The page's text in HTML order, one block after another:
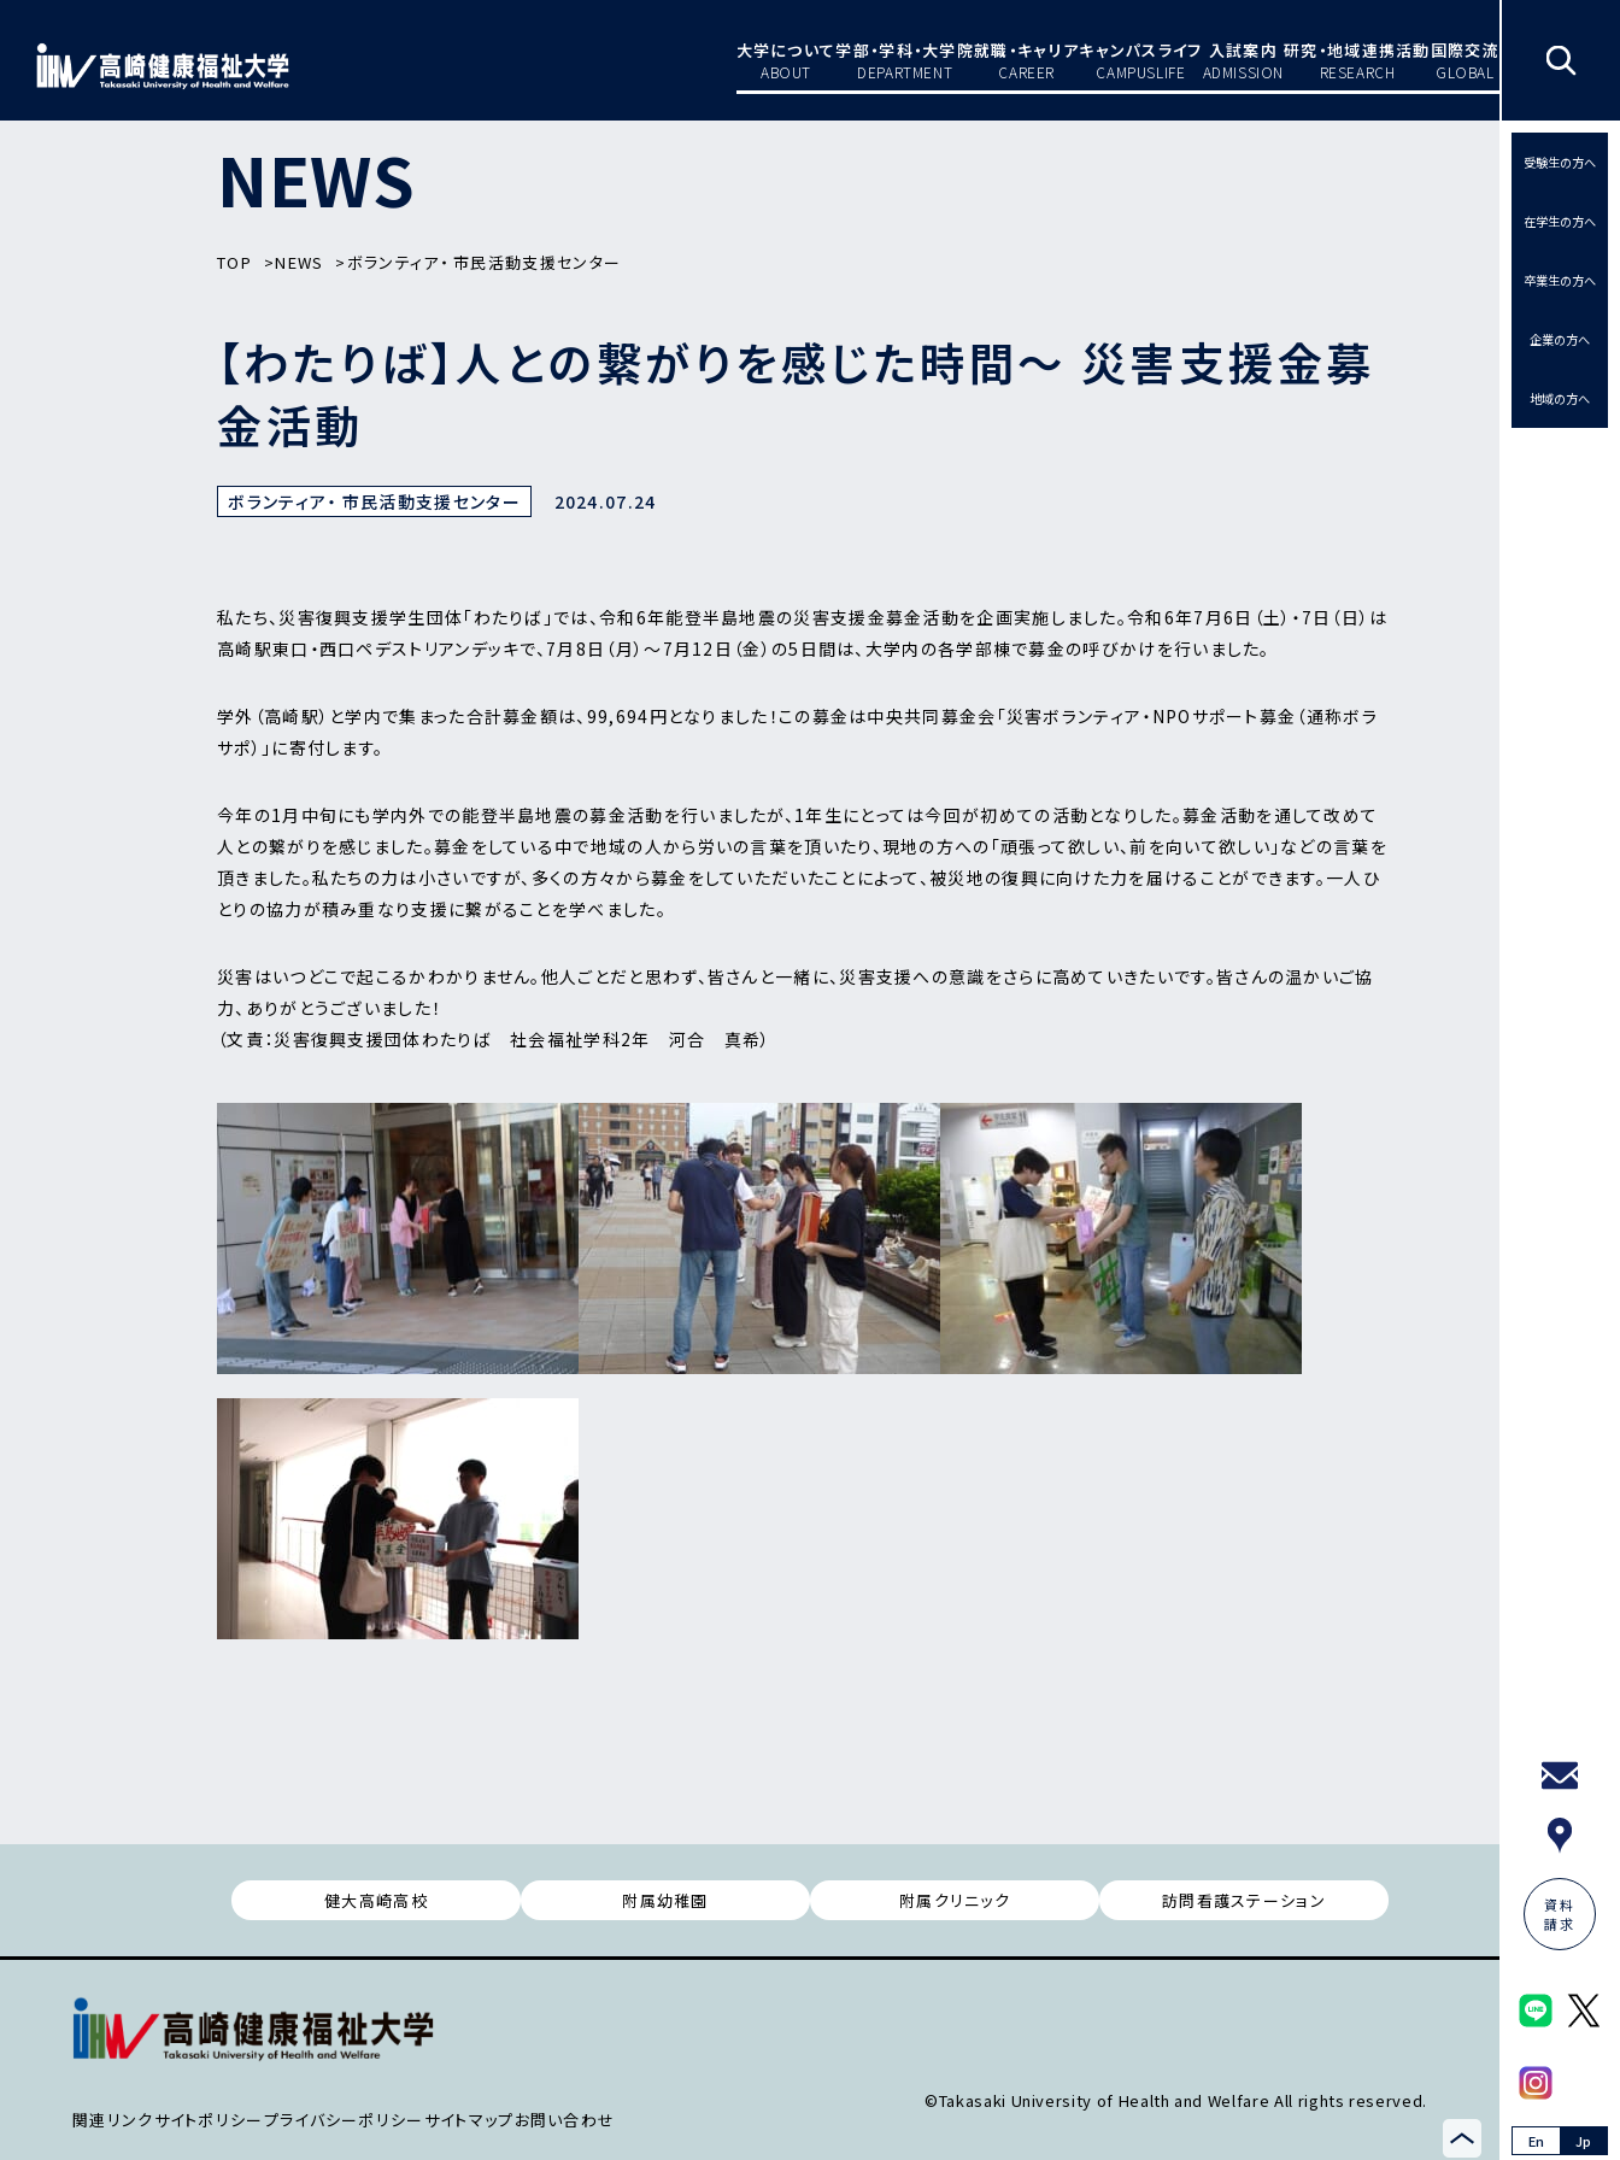
大学について
ABOUT
学部・学科・大学院
DEPARTMENT
就職・キャリア
CAREER
キャンパスライフ
CAMPUSLIFE
入試案内
ADMISSION
研究・地域連携活動
RESEARCH
国際交流
GLOBAL
受験生の方へ
在学生の方へ
卒業生の方へ
企業の方へ
地域の方へ
資料
請求
En Jp
NEWS
TOP NEWS ボランティア・ 市民活動支援センター
【わたりば】人との繋がりを感じた時間～ 災害支援金募
金活動
ボランティア・ 市民活動支援センター 2024.07.24
私たち、災害復興支援学生団体「わたりば」では、令和6年能登半島地震の災害支援金募金活動を企画実施しました。令和6年7月6日（土）・7日（日）は
高崎駅東口・西口ペデストリアンデッキで、7月8日（月）～7月12日（金）の5日間は、大学内の各学部棟で募金の呼びかけを行いました。
学外（高崎駅）と学内で集まった合計募金額は、99,694円となりました！この募金は中央共同募金会「災害ボランティア・NPOサポート募金（通称ボラ
サポ）」に寄付します。
今年の1月中旬にも学内外での能登半島地震の募金活動を行いましたが、1年生にとっては今回が初めての活動となりした。募金活動を通して改めて
人との繋がりを感じました。募金をしている中で地域の人から労いの言葉を頂いたり、現地の方への「頑張って欲しい、前を向いて欲しい」などの言葉を
頂きました。私たちの力は小さいですが、多くの方々から募金をしていただいたことによって、被災地の復興に向けた力を届けることができます。一人ひ
とりの協力が積み重なり支援に繋がることを学べました。
災害はいつどこで起こるかわかりません。他人ごとだと思わず、皆さんと一緒に、災害支援への意識をさらに高めていきたいです。皆さんの温かいご協
力、ありがとうございました！
（文責：災害復興支援団体わたりば 社会福祉学科2年 河合 真希）
健大高崎高校 附属幼稚園 附属クリニック 訪問看護ステーション
関連リンクサイトポリシープライバシーポリシー サイトマップお問い合わせ
©Takasaki University of Health and Welfare All rights reserved.